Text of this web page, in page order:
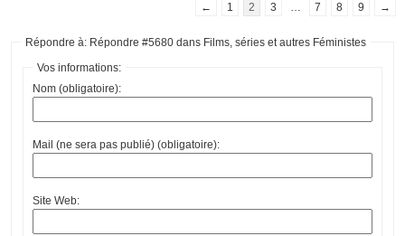
←
1 2 3 7 8 9 →
Répondre à: Répondre #5680 dans Films, séries et autres Féministes
Vos informations:
Nom (obligatoire):
Mail (ne sera pas publié) (obligatoire):
Site Web: